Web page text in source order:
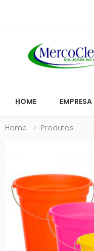
HOME EMPRESA
Home Produtos